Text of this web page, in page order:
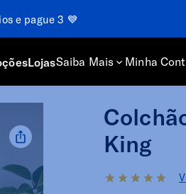
e pague 3 💙
LojasSaiba Mais Minha
King